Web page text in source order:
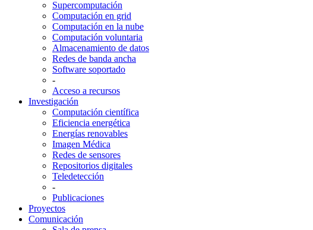
Supercomputación
Computación en grid
Computación en la nube
Computación voluntaria
Almacenamiento de datos
Redes de banda ancha
Software soportado
-
Acceso a recursos
Investigación
Computación científica
Eficiencia energética
Energías renovables
Imagen Médica
Redes de sensores
Repositorios digitales
Teledetección
-
Publicaciones
Proyectos
Comunicación